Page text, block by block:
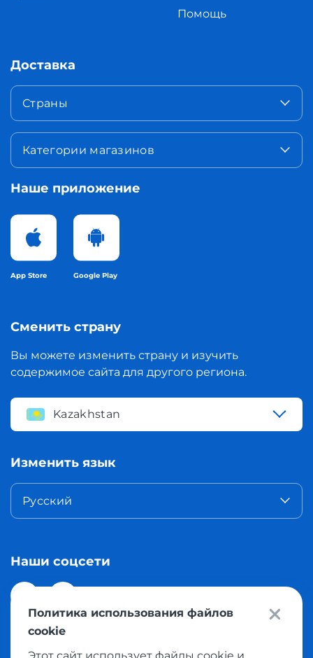
Помощь
Доставка
Страны
Категории магазинов
Наше приложение
App Store Google Play
Сменить страну
Вы можете изменить страну и изучить
содержимое сайта для другого региона.
Kazakhstan
Изменить язык
Русский
Наши соцсети
Политика использования файлов
cookie